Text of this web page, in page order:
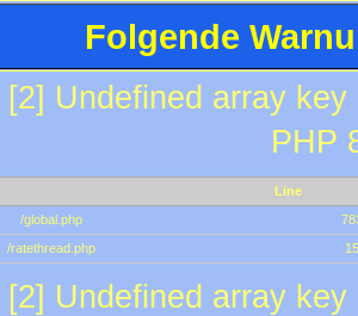
Folgende
[2] Undefined array
PHP
Line
/global.php
/ratethread.php
15
[2] Undefined array